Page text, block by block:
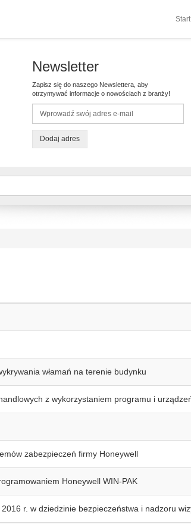
Start
Newsletter
Zapisz się do naszego Newslettera, aby
otrzymywać informacje o nowościach z branży!
Dodaj adres
włamań na terenie budynku
z wykorzystaniem programu i
zabezpieczeń firmy Honeywell
Honeywell WIN-PAK
r. w dziedzinie bezpieczeństwa i nadzoru